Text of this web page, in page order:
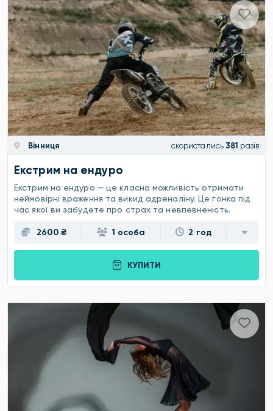
Вінниця скористались 381 разів
Екстрим на ендуро
Екстрим на ендуро — це класна можливість отримати
неймовірні враження та викид адреналіну. Це гонка під
час якої ви забудете про страх та невпевненість.
2600 ₴ 1 особа 2 год
КУПИТИ